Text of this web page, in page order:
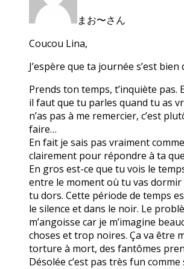
まお〜さん
Coucou Lina,
J’espère que ta journée s’est bien
Prends ton temps, t’inquiète pas.
il faut que tu parles quand tu as
n’as pas à me remercier, c’est
faire…
En fait je sais pas vraiment
clairement pour répondre à ta
En gros est-ce que tu vois le
entre le moment où tu vas
tu dors. Cette période de temps
le silence et dans le noir. Le
m’angoisse car je m’imagine
choses et trop noires. Ça va être
torture à mort, des fantômes
Désolée c’est pas très fun